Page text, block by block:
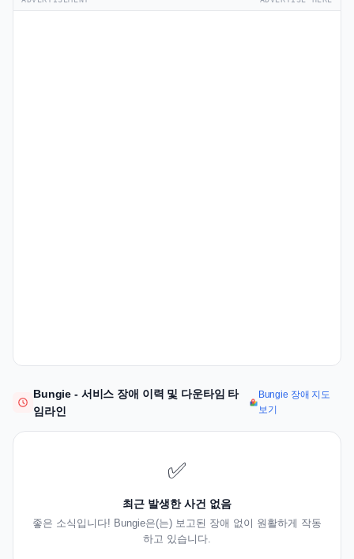
Bungie - 서비스 장애 이력 및 다운타임 타
임라인
Bungie 장애 지도
보기
✅
최근 발생한 사건 없음
좋은 소식입니다! Bungie은(는) 보고된 장애 없이 원활하게 작동
하고 있습니다.